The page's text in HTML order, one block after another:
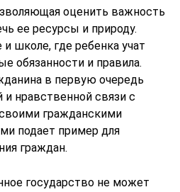
оценить важность
ее ресурсы и природу.
школе, где ребенка учат
обязанности и правила.
в первую очередь
и нравственной связи с
гражданскими
подает пример для
граждан.
государство не может